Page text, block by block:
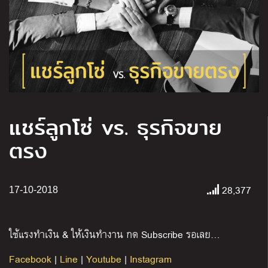
แชร์ลูกโซ่ vs. ธุรกิจขาย
ตรง
17-10-2018 28,377
ใช้แรงทำเงิน & ให้เงินทำงาน กด Subscribe รอเลย…
Facebook | Line | Youtube | Instagram